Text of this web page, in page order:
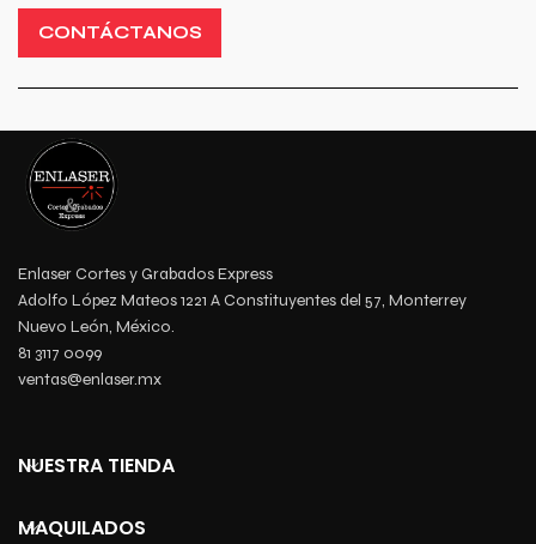
CONTÁCTANOS
Enlaser Cortes y Grabados Express
Adolfo López Mateos 1221 A Constituyentes del 57, Monterrey
Nuevo León, México.
81 3117 0099
ventas@enlaser.mx
NUESTRA TIENDA
MAQUILADOS